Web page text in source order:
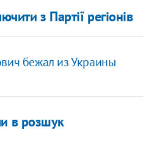
з Партії регіонів
бежал из Украины
в розшук